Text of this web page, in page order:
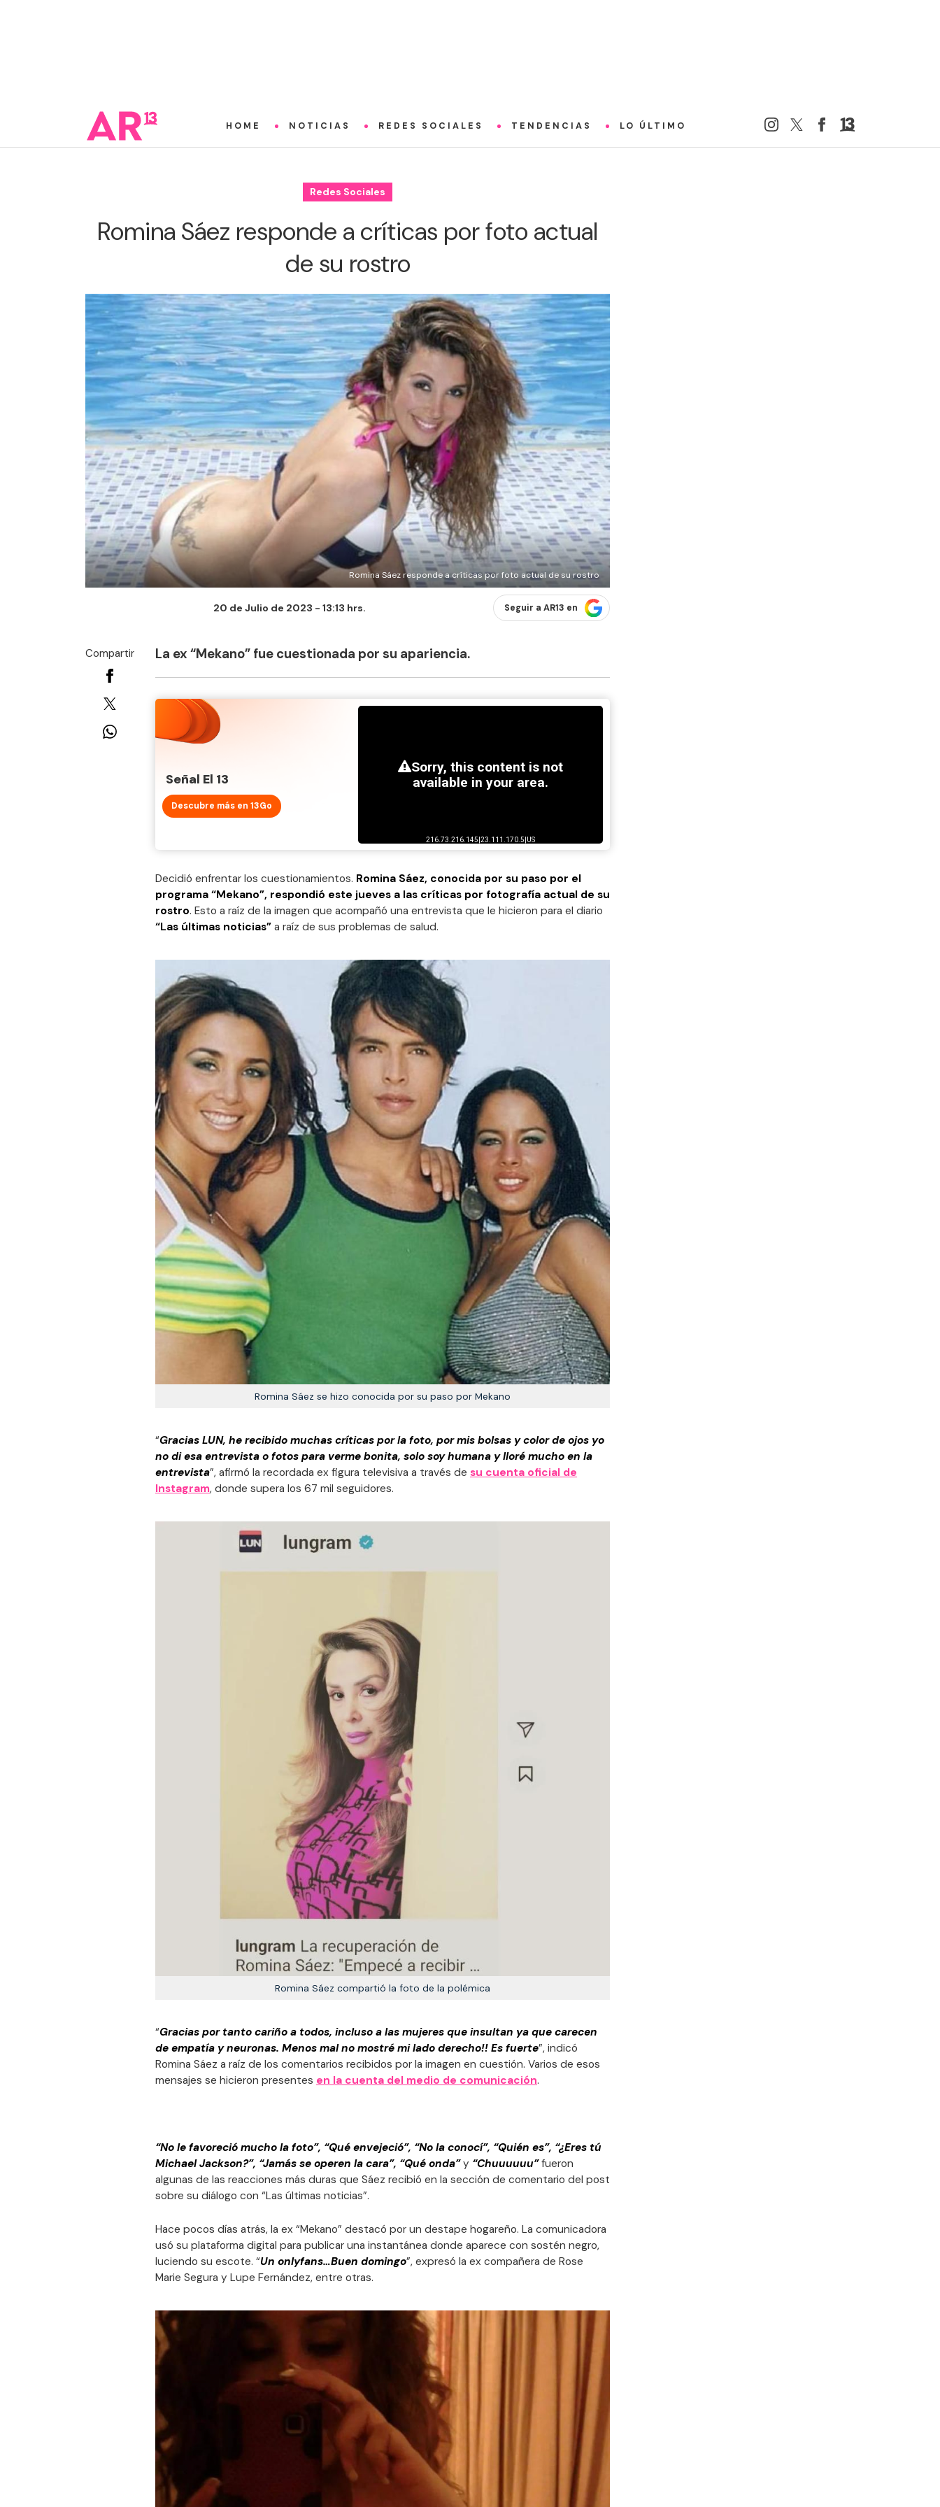
HOME NOTICIAS REDES SOCIALES TENDENCIAS LO ÚLTIMO
Redes Sociales
Romina Sáez responde a críticas por foto actual
de su rostro
Romina Sáez responde a críticas por foto actual de su rostro
20 de Julio de 2023 - 13:13 hrs. Seguir a AR13 en
Compartir La ex “Mekano” fue cuestionada por su apariencia.
Señal El 13
Descubre más en 13Go
Decidió enfrentar los cuestionamientos. Romina Sáez, conocida por su paso por el
programa “Mekano”, respondió este jueves a las críticas por fotografía actual de su
rostro. Esto a raíz de la imagen que acompañó una entrevista que le hicieron para el diario
“Las últimas noticias” a raíz de sus problemas de salud.
Romina Sáez se hizo conocida por su paso por Mekano
“Gracias LUN, he recibido muchas críticas por la foto, por mis bolsas y color de ojos yo
no di esa entrevista o fotos para verme bonita, solo soy humana y lloré mucho en la
entrevista”, afirmó la recordada ex figura televisiva a través de su cuenta oficial de
Instagram, donde supera los 67 mil seguidores.
Romina Sáez compartió la foto de la polémica
“Gracias por tanto cariño a todos, incluso a las mujeres que insultan ya que carecen
de empatía y neuronas. Menos mal no mostré mi lado derecho!! Es fuerte”, indicó
Romina Sáez a raíz de los comentarios recibidos por la imagen en cuestión. Varios de esos
mensajes se hicieron presentes en la cuenta del medio de comunicación.
“No le favoreció mucho la foto”, “Qué envejeció”, “No la conocí”, “Quién es”, “¿Eres tú
Michael Jackson?”, “Jamás se operen la cara”, “Qué onda”y “Chuuuuuu”fueron
algunas de las reacciones más duras que Sáez recibió en la sección de comentario del post
sobre su diálogo con “Las últimas noticias”.
Hace pocos días atrás, la ex “Mekano” destacó por un destape hogareño. La comunicadora
usó su plataforma digital para publicar una instantánea donde aparece con sostén negro,
luciendo su escote. “Un onlyfans…Buen domingo”, expresó la ex compañera de Rose
Marie Segura y Lupe Fernández, entre otras.